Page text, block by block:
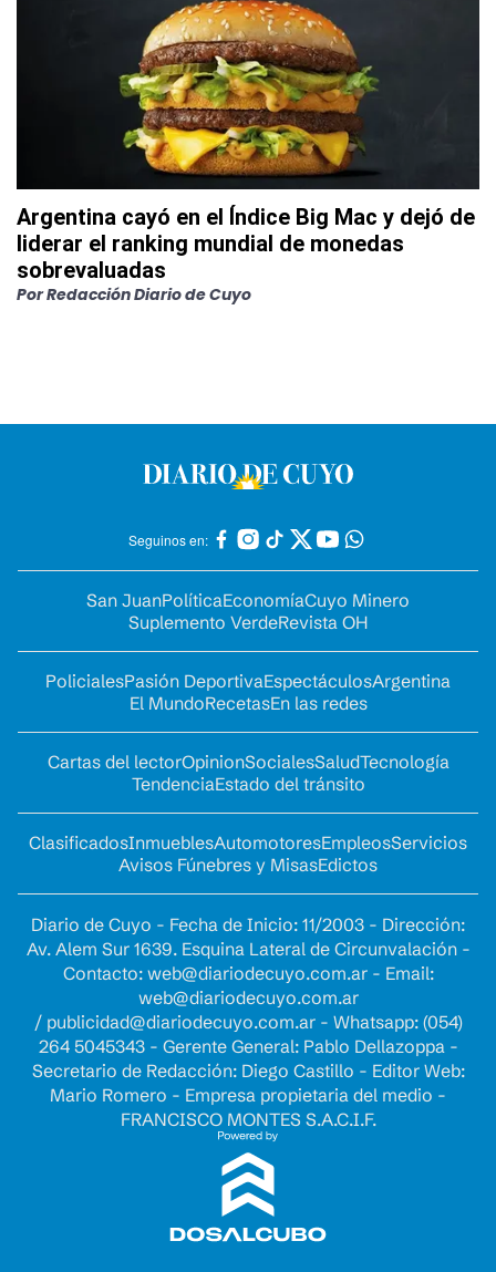
Argentina cayó en el Índice Big Mac y dejó de
liderar el ranking mundial de monedas
sobrevaluadas
PorRedacción Diario de Cuyo
Seguinos en:
San JuanPolíticaEconomíaCuyo Minero
Suplemento VerdeRevista OH
PolicialesPasión DeportivaEspectáculosArgentina
El MundoRecetasEn las redes
Cartas del lectorOpinionSocialesSaludTecnología
TendenciaEstado del tránsito
ClasificadosInmueblesAutomotoresEmpleosServicios
Avisos Fúnebres y MisasEdictos
Diario de Cuyo - Fecha de Inicio: 11/2003 - Dirección:
Av. Alem Sur 1639. Esquina Lateral de Circunvalación -
Contacto: web@diariodecuyo.com.ar- Email:
web@diariodecuyo.com.ar
/ publicidad@diariodecuyo.com.ar- Whatsapp: (054)
264 5045343 - Gerente General: Pablo Dellazoppa -
Secretario de Redacción: Diego Castillo - Editor Web:
Mario Romero - Empresa propietaria del medio -
FRANCISCO MONTES S.A.C.I.F.